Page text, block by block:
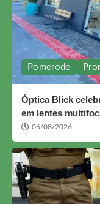
Pomerode
Óptica Blick
em lentes
06/08/2026